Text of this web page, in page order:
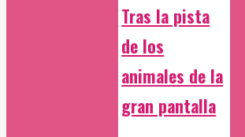
Tras la pista
de los
animales de la
gran pantalla